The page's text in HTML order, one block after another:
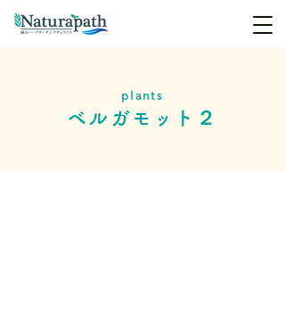
plants
ベルガモット２